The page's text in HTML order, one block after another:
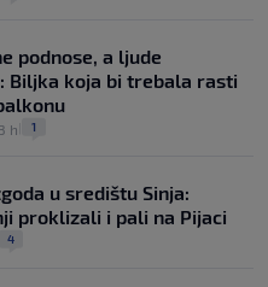
podnose, a ljude
Biljka koja bi trebala rasti
h 1
u središtu Sinja:
proklizali i pali na Pijaci
4